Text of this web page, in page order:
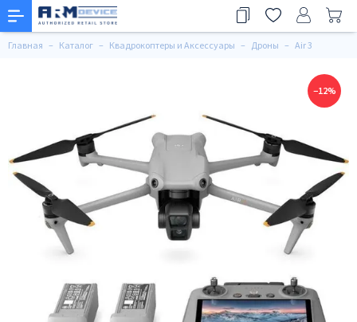
Главная Каталог Квадрокоптеры и Аксессуары Дроны Air 3
−12%